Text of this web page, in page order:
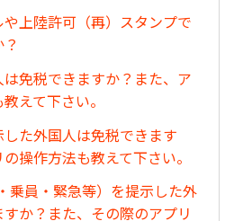
上陸許可（再）スタンプで
免税できますか？また、ア
えて下さい。
した外国人は免税できます
操作方法も教えて下さい。
乗員・緊急等）を提示した外
か？また、その際のアプリ